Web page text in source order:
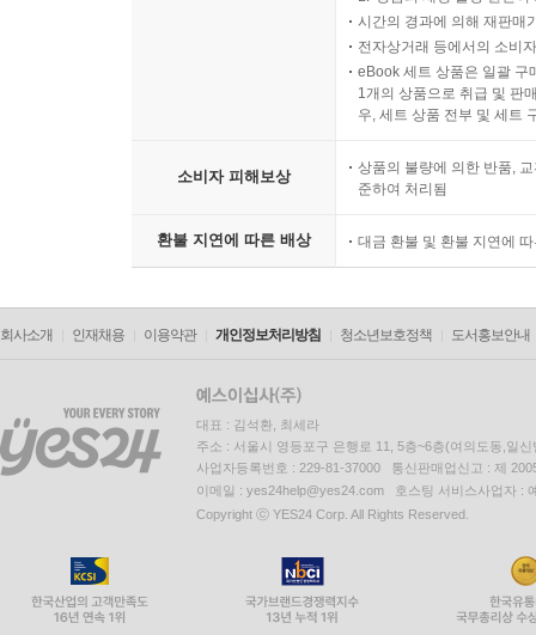
시간의 경과에 의해 재판매
전자상거래 등에서의 소비
eBook 세트 상품은 일괄 구
1개의 상품으로 취급 및 판
우, 세트 상품 전부 및 세트
소비자 피해보상
상품의 불량에 의한 반품,
준하여 처리됨
환불 지연에 따른 배상 대금 환불 및 환불 지연에
회사소개 인재채용 이용약관 개인정보처리방침 청소년보호정책 도서홍보안내
대표 : 김석환, 최세라
주소 : 서울시 영등포구 은행로 11, 5층~6층(여의도동,일신
사업자등록번호 : 229-81-37000 통신판매업신고 : 제
이메일 : yes24help@yes24.com 호스팅 서비스사업자 :
Copyright ⓒ YES24 Corp. All Rights Reserved.